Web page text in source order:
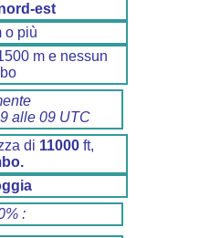
est
o più
m e nessun
alle 09 UTC
di 11000ft,
: